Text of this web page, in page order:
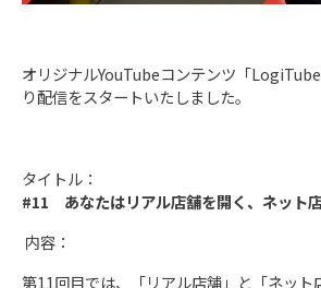
オリジナルYouTubeコンテンツ「
り配信をスタートいたしました。
タイトル：
#11 あなたはリアル店舗を開く、ネット
内容：
第11回目では、「リアル店舗」と「ネット